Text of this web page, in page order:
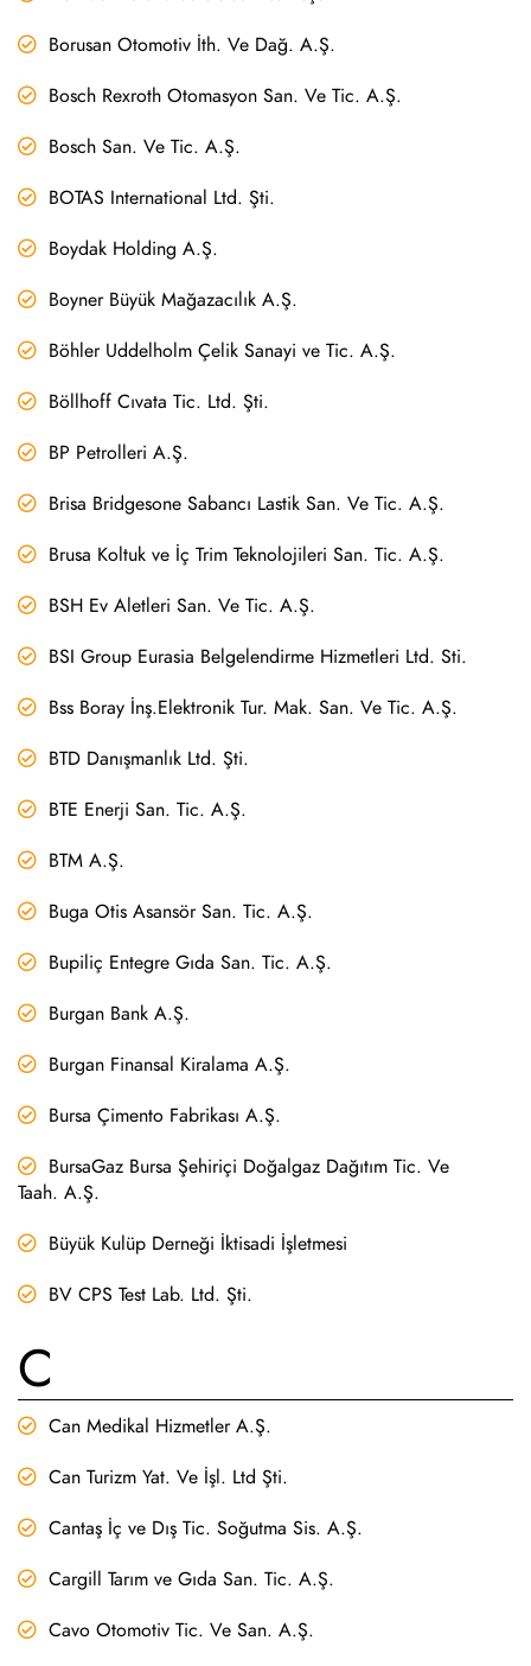
Borusan Otomotiv İth. Ve Dağ. A.Ş.
Bosch Rexroth Otomasyon San. Ve Tic. A.Ş.
Bosch San. Ve Tic. A.Ş.
BOTAS International Ltd. Şti.
Boydak Holding A.Ş.
Boyner Büyük Mağazacılık A.Ş.
Böhler Uddelholm Çelik Sanayi ve Tic. A.Ş.
Böllhoff Cıvata Tic. Ltd. Şti.
BP Petrolleri A.Ş.
Brisa Bridgesone Sabancı Lastik San. Ve Tic. A.Ş.
Brusa Koltuk ve İç Trim Teknolojileri San. Tic. A.Ş.
BSH Ev Aletleri San. Ve Tic. A.Ş.
BSI Group Eurasia Belgelendirme Hizmetleri Ltd. Sti.
Bss Boray İnş.Elektronik Tur. Mak. San. Ve Tic. A.Ş.
BTD Danışmanlık Ltd. Şti.
BTE Enerji San. Tic. A.Ş.
BTM A.Ş.
Buga Otis Asansör San. Tic. A.Ş.
Bupiliç Entegre Gıda San. Tic. A.Ş.
Burgan Bank A.Ş.
Burgan Finansal Kiralama A.Ş.
Bursa Çimento Fabrikası A.Ş.
BursaGaz Bursa Şehiriçi Doğalgaz Dağıtım Tic. Ve
Taah. A.Ş.
Büyük Kulüp Derneği İktisadi İşletmesi
BV CPS Test Lab. Ltd. Şti.
C
Can Medikal Hizmetler A.Ş.
Can Turizm Yat. Ve İşl. Ltd Şti.
Cantaş İç ve Dış Tic. Soğutma Sis. A.Ş.
Cargill Tarım ve Gıda San. Tic. A.Ş.
Cavo Otomotiv Tic. Ve San. A.Ş.